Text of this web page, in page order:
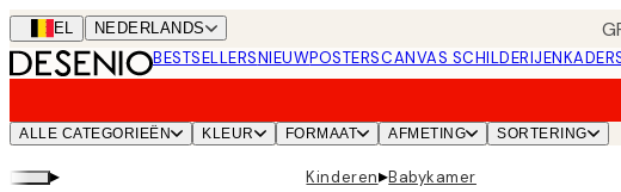
Skip
to
main
BEL NEDERLANDS
BESTSELLERSNIEUWPOSTERSCANVAS SCHILDERIJEN
ALLE CATEGORIEËN KLEUR FORMAAT AFMETING SORTERING
▸ Kinderen▸Babykamer